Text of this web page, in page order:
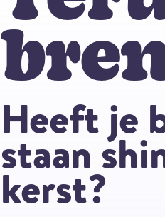
Heeft je
staan
kerst?